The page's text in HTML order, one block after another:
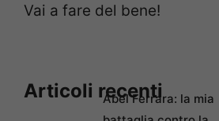
Vai a fare del bene!
Articoli recenti
Abel Ferrara: la mia